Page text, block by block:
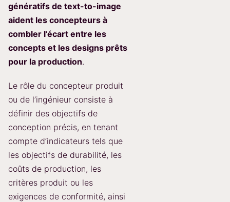
génératifs de text-to-image
aident les concepteurs à
combler l’écart entre les
concepts et les designs prêts
pour la production.
Le rôle du concepteur produit
ou de l’ingénieur consiste à
définir des objectifs de
conception précis, en tenant
compte d’indicateurs tels que
les objectifs de durabilité, les
coûts de production, les
critères produit ou les
exigences de conformité, ainsi